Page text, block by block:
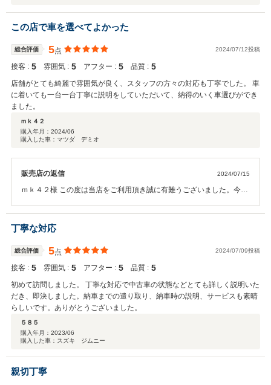
この店で車を選べてよかった
総合評価 5点 2024/07/12投稿
接客 : 5 雰囲気 : 5 アフター : 5 品質 : 5
店舗がとても綺麗で雰囲気が良く、スタッフの方々の対応も丁寧でした。 車
に着いても一台一台丁寧に説明をしていただいて、納得のいく車選びができ
ました。
ｍｋ４２
購入年月： 2024/06
購入した車：マツダ デミオ
販売店の返信 2024/07/15
ｍｋ４２様 この度は当店をご利用頂き誠に有難うございました。今後
でご意見等ございましたらお気軽に仰ってくださいませ。改めまして
今後ともどうぞ宜しくお願い致します。
丁寧な対応
総合評価 5点 2024/07/09投稿
接客 : 5 雰囲気 : 5 アフター : 5 品質 : 5
初めて訪問しました。 丁寧な対応で中古車の状態などとても詳しく説明いた
だき、即決しました。納車までの遣り取り、納車時の説明、サービスも素晴
らしいです。ありがとうございました。
５８５
購入年月： 2023/06
購入した車：スズキ ジムニー
親切丁寧